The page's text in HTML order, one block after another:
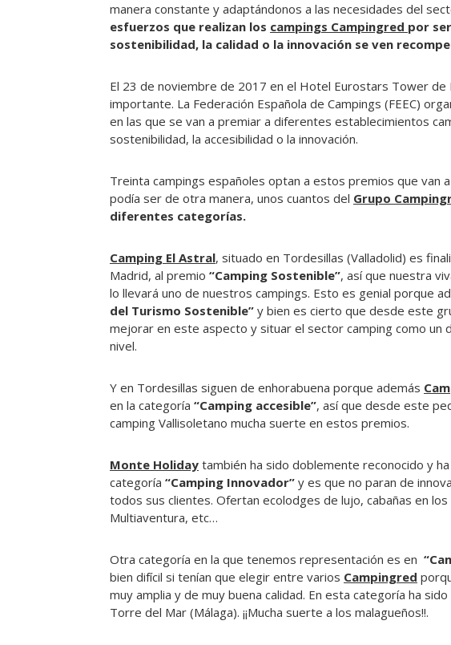
manera constante y adaptándonos a las necesidades del
esfuerzos que realizan los campings Campingred por
sostenibilidad, la calidad o la innovación se ven
El 23 de noviembre de 2017 en el Hotel Eurostars Tower de
importante. La Federación Española de Campings (FEEC)
en las que se van a premiar a diferentes establecimientos
sostenibilidad, la accesibilidad o la innovación.
Treinta campings españoles optan a estos premios que van
podía ser de otra manera, unos cuantos del Grupo
diferentes categorías.
Camping El Astral, situado en Tordesillas (Valladolid) es
Madrid, al premio “Camping Sostenible”, así que nuestra
lo llevará uno de nuestros campings. Esto es genial porque
del Turismo Sostenible” y bien es cierto que desde este
mejorar en este aspecto y situar el sector camping como
nivel.
Y en Tordesillas siguen de enhorabuena porque además
en la categoría “Camping accesible”, así que desde este
camping Vallisoletano mucha suerte en estos premios.
Monte Holiday también ha sido doblemente reconocido y
categoría “Camping Innovador” y es que no paran de
todos sus clientes. Ofertan ecolodges de lujo, cabañas en
Multiaventura, etc…
Otra categoría en la que tenemos representación es en
bien difícil si tenían que elegir entre varios Campingred
muy amplia y de muy buena calidad. En esta categoría ha
Torre del Mar (Málaga). ¡¡Mucha suerte a los malagueños!!.